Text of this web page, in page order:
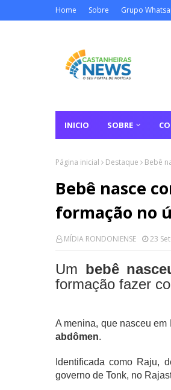
Home Sobre Grupo
INICIO SOBRE
Página inicial Destaque Bebê
Bebê nasce
formação no
MÍDIA RONDONIENSE 23
Um bebê
formação fazer
A menina, que nasceu em
abdômen.
Identificada como Raju,
governo de Tonk, no